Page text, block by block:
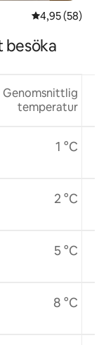
4,95 av 5 i
4,95 (58)
besöka
Genomsnittlig
temperatur
1 °C
2 °C
5 °C
8 °C